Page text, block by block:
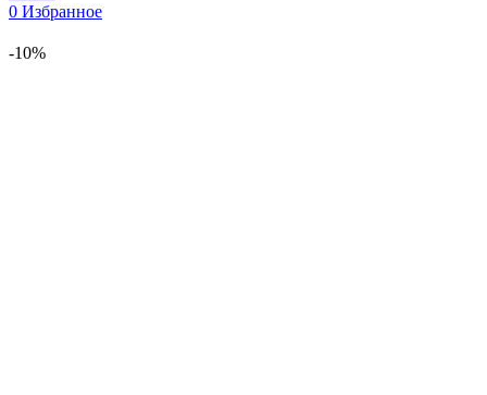
0 Избранное
-10%